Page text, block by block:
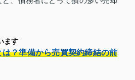
ます
？準備から売買契約締結の前